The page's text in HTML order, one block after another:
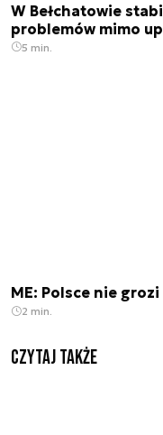
W Bełchatowie
problemów mimo
5 min.
ME: Polsce nie
2 min.
Czytaj także